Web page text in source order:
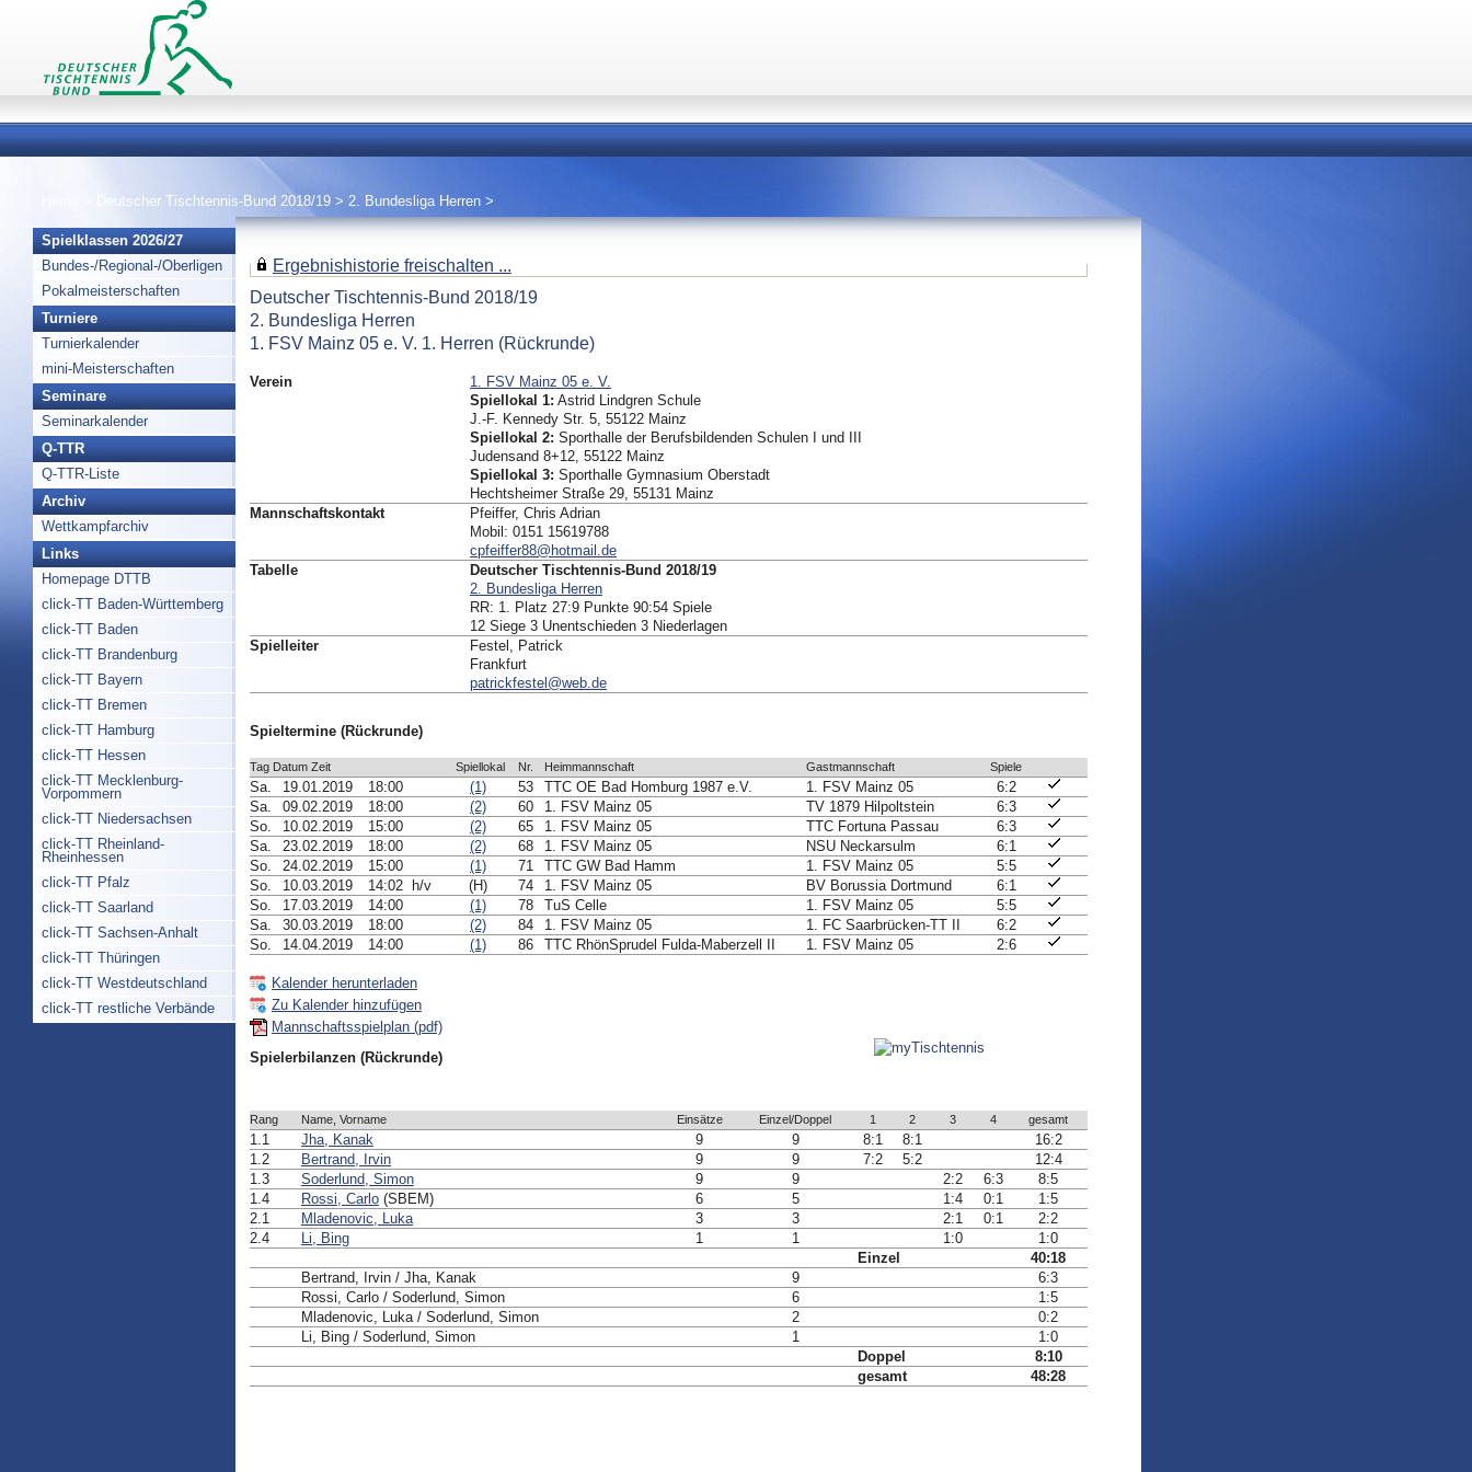
Deutscher Tischtennis-Bund 2018/19 > 2. Bundesliga Herren >
Spielklassen 2026/27
Bundes-/Regional-/Oberligen
Pokalmeisterschaften
Turniere
Turnierkalender
mini-Meisterschaften
Seminare
Seminarkalender
Q-TTR
Q-TTR-Liste
Archiv
Wettkampfarchiv
Links
Homepage DTTB
click-TT Baden-Württemberg
click-TT Baden
click-TT Brandenburg
click-TT Bayern
click-TT Bremen
click-TT Hamburg
click-TT Hessen
click-TT Mecklenburg-
Vorpommern
click-TT Niedersachsen
click-TT Rheinland-
Rheinhessen
click-TT Pfalz
click-TT Saarland
click-TT Sachsen-Anhalt
click-TT Thüringen
click-TT Westdeutschland
click-TT restliche Verbände
Ergebnishistorie freischalten ...
Deutscher Tischtennis-Bund 2018/19
2. Bundesliga Herren
1. FSV Mainz 05 e. V. 1. Herren (Rückrunde)
Verein
1. FSV Mainz 05 e. V.
Spiellokal 1: Astrid Lindgren Schule
J.-F. Kennedy Str. 5, 55122 Mainz
Spiellokal 2: Sporthalle der Berufsbildenden Schulen I und III
Judensand 8+12, 55122 Mainz
Spiellokal 3: Sporthalle Gymnasium Oberstadt
Hechtsheimer Straße 29, 55131 Mainz
Mannschaftskontakt
Pfeiffer, Chris Adrian
Mobil: 0151 15619788
cpfeiffer88@hotmail.de
Tabelle
Deutscher Tischtennis-Bund 2018/19
2. Bundesliga Herren
RR: 1. Platz 27:9 Punkte 90:54 Spiele
12 Siege 3 Unentschieden 3 Niederlagen
Spielleiter
Festel, Patrick
Frankfurt
patrickfestel@web.de
Spieltermine (Rückrunde)
Tag Datum Zeit Spiellokal Nr. Heimmannschaft Gastmannschaft Spiele
Sa. 19.01.2019 18:00 (1) 53 TTC OE Bad Homburg 1987 e.V. 1. FSV Mainz 05
6:2
Sa.
09.02.2019 18:00 (2) 60 1. FSV Mainz 05 TV 1879 Hilpoltstein
6:3
So.
10.02.2019 15:00 (2) 65 1. FSV Mainz 05 TTC Fortuna Passau
6:3
Sa.
23.02.2019 18:00 (2) 68 1. FSV Mainz 05 NSU Neckarsulm
6:1
So.
24.02.2019 15:00 (1) 71 TTC GW Bad Hamm 1. FSV Mainz 05
5:5
So.
10.03.2019 14:02 h/v (H) 74 1. FSV Mainz 05 BV Borussia Dortmund
6:1
So.
17.03.2019 14:00 (1) 78 TuS Celle 1. FSV Mainz 05
5:5
Sa.
30.03.2019 18:00 (2) 84 1. FSV Mainz 05 1. FC Saarbrücken-TT II
6:2
So.
14.04.2019 14:00 (1) 86 TTC RhönSprudel Fulda-Maberzell II 1. FSV Mainz 05 2:6
Kalender herunterladen
Zu Kalender hinzufügen
Mannschaftsspielplan (pdf)
Spielerbilanzen (Rückrunde)
Rang Name, Vorname Einsätze Einzel/Doppel 1 2 3 4 gesamt
1.1 Jha, Kanak 9 9 8:1 8:1
16:2
1.2
Bertrand, Irvin 9 9 7:2 5:2
12:4
1.3
Soderlund, Simon 9 9 2:2 6:3
8:5
1.4
Rossi, Carlo(SBEM) 6 5 1:4 0:1
1:5
2.1
Mladenovic, Luka 3 3 2:1 0:1
2:2
2.4
Li, Bing 1 1 1:0
1:0
Einzel
40:18
Bertrand, Irvin / Jha, Kanak
9
6:3
Rossi, Carlo / Soderlund, Simon
6
1:5
Mladenovic, Luka / Soderlund, Simon
2
0:2
Li, Bing / Soderlund, Simon
1
1:0
Doppel
8:10
gesamt
48:28